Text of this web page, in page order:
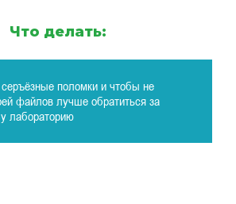
Что делать:
поломки и чтобы не
файлов лучше обратиться за
лабораторию